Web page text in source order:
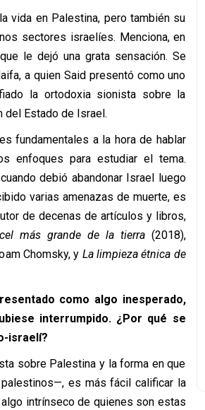
vida en Palestina, pero también su
sectores israelíes. Menciona, en
le dejó una grata sensación. Se
a quien Said presentó como uno
la ortodoxia sionista sobre la
del Estado de Israel.
fundamentales a la hora de hablar
enfoques para estudiar el tema.
debió abandonar Israel luego
varias amenazas de muerte, es
de decenas de artículos y libros,
más grande de la tierra(2018),
Chomsky, y La limpieza étnica de
como algo inesperado,
interrumpido. ¿Por qué se
israelí?
sobre Palestina y la forma en que
es más fácil calificar la
intrínseco de quienes son estas